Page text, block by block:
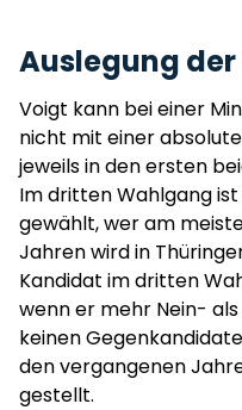
Auslegung
Voigt kann bei einer
nicht mit einer
jeweils in den ersten
Im dritten Wahlgang
gewählt, wer am
Jahren wird in
Kandidat im dritten
wenn er mehr Nein-
keinen
den vergangenen
gestellt.